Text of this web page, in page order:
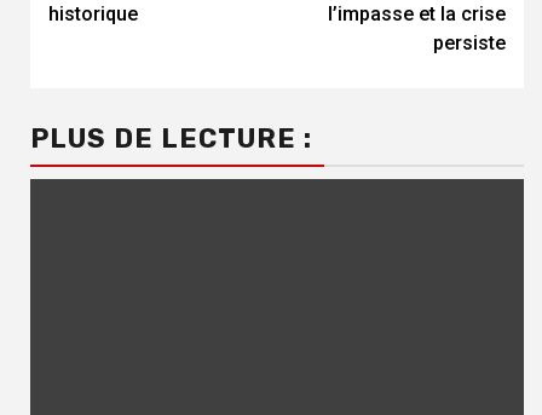
historique
l’impasse et la crise
persiste
PLUS DE LECTURE :